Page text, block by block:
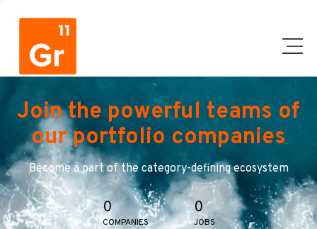
Join the powerful teams of
our portfolio companies
Become a part of the category-defining ecosystem
0
COMPANIES
0
JOBS